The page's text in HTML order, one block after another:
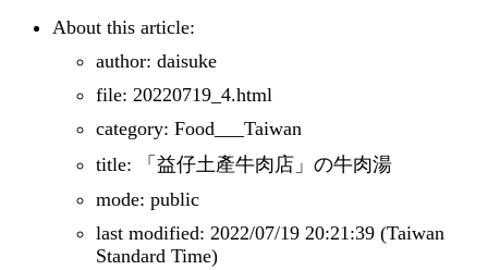
About this article:
author: daisuke
file: 20220719_4.html
category: Food___Taiwan
title: 「益仔土產牛肉店」の牛肉湯
mode: public
last modified: 2022/07/19 20:21:39 (Taiwan
Standard Time)